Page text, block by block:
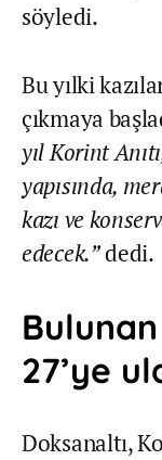
söyledi.
Bu yılki
çıkmaya
yıl Korint
yapısında,
kazı ve
edecek.”dedi.
Bulunan
27’ye
Doksanaltı,